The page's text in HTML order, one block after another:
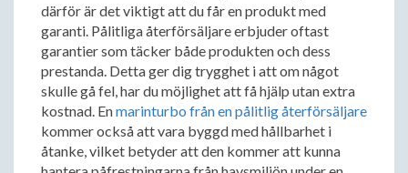
därför är det viktigt att du får en produkt med
garanti. Pålitliga återförsäljare erbjuder oftast
garantier som täcker både produkten och dess
prestanda. Detta ger dig trygghet i att om något
skulle gå fel, har du möjlighet att få hjälp utan extra
kostnad. Enmarinturbo från en pålitlig återförsäljare
kommer också att vara byggd med hållbarhet i
åtanke, vilket betyder att den kommer att kunna